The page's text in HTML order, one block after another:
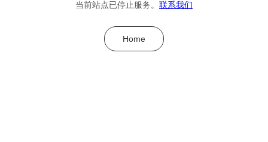
当前站点已停止服务。 联系我们
Home